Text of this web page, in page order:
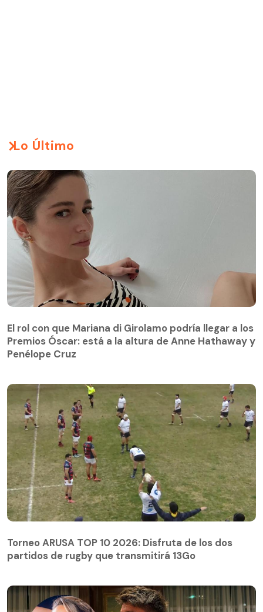
Lo Último
El rol con que Mariana di Girolamo podría llegar a los
Premios Óscar: está a la altura de Anne Hathaway y
Penélope Cruz
Torneo ARUSA TOP 10 2026: Disfruta de los dos
partidos de rugby que transmitirá 13Go